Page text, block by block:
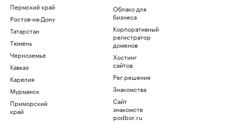
Пермский край
Ростов-на-Дону
Татарстан
Тюмень
Черноземье
Кавказ
Карелия
Мурманск
Приморский
край
Облако для
бизнеса
Корпоративный
регистратор
доменов
Хостинг
сайтов
Рег.решения
Знакомства
Сайт
знакомств
podbor.ru